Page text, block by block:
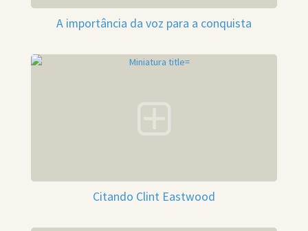
A importância da voz para a conquista
Citando Clint Eastwood